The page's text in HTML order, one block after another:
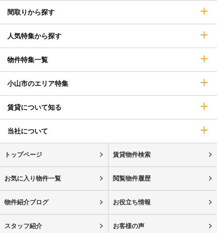
間取りから探す
人気特集から探す
物件特集一覧
小山市のエリア特集
賃貸について知る
当社について
トップページ 賃貸物件検索
お気に入り物件一覧 閲覧物件履歴
物件紹介ブログ お役立ち情報
スタッフ紹介 お客様の声